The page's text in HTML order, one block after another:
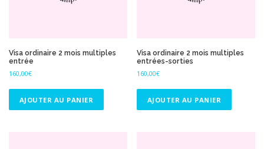
Visa ordinaire 2 mois multiples
entrée
160,00€
AJOUTER AU PANIER
Visa ordinaire 2 mois multiples
entrées-sorties
160,00€
AJOUTER AU PANIER